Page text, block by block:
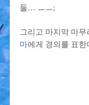
들… ㅡㅡ;
그리고 마지막 마
마에게 경의를 표한